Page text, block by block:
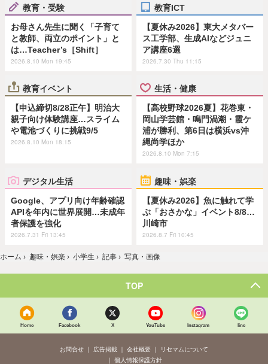
教育・受験
お母さん先生に聞く「子育て
と教師、両立のポイント」と
は…Teacher’s［Shift］
2026.8.10 Mon 19:45
教育ICT
【夏休み2026】東大メタバー
ス工学部、生成AIなどジュニ
ア講座6選
2026.7.30 Thu 11:15
教育イベント
【申込締切8/28正午】明治大
親子向け体験講座…スライム
や電池づくりに挑戦9/5
2026.8.10 Mon 18:15
生活・健康
【高校野球2026夏】花巻東・
岡山学芸館・鳴門渦潮・霞ケ
浦が勝利、第6日は横浜vs沖
縄尚学ほか
2026.8.10 Mon 7:15
デジタル生活
Google、アプリ向け年齢確認
APIを年内に世界展開…未成年
者保護を強化
2026.7.31 Fri 13:45
趣味・娯楽
【夏休み2026】魚に触れて学
ぶ「おさかな」イベント8/8…
川崎市
2026.8.7 Fri 10:45
ホーム › 趣味・娯楽 › 小学生 › 記事 › 写真・画像
TOP
Home Facebook X YouTube Instagram line
お問合せ 広告掲載 会社概要
リセマムについて
個人情報保護方針